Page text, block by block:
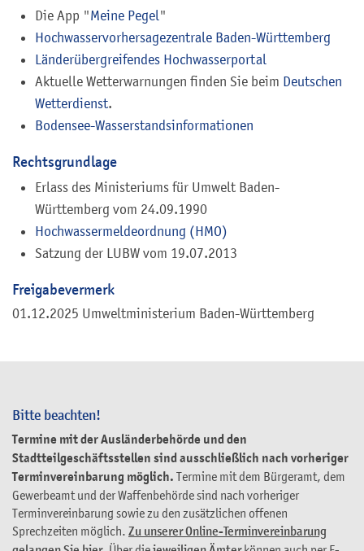
Bitte beachten!
Termine mit der Ausländerbehörde und den
Stadtteilgeschäftsstellen sind ausschließlich nach vorheriger
Terminvereinbarung möglich. Termine mit dem Bürgeramt, dem
Gewerbeamt und der Waffenbehörde sind nach vorheriger
Terminvereinbarung sowie zu den zusätzlichen offenen
Sprechzeiten möglich. Zu unserer Online-Terminvereinbarung
Die App "Meine Pegel "
Hochwasservorhersagezentrale Baden-Württemberg
Länderübergreifendes Hochwasserportal
Aktuelle Wetterwarnungen finden Sie beim Deutschen
Wetterdienst.
Bodensee-Wasserstandsinformationen
Rechtsgrundlage
Erlass des Ministeriums für Umwelt Baden-
Württemberg vom 24.09.1990
Hochwassermeldeordnung (HMO)
Satzung der LUBW vom 19.07.2013
Freigabevermerk
01.12.2025 Umweltministerium Baden-Württemberg